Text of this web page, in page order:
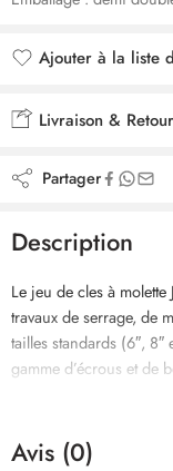
Ajouter à la liste
Livraison & Retour
Partager
Description
Le jeu de cles à
travaux de serrage, de
tailles standards (6″, 8″
gamme d’écrous et de
vie et une prise en
Avis (0)